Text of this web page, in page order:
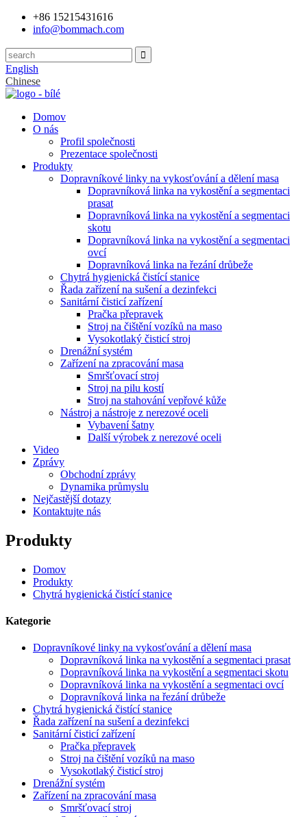
+86 15215431616
info@bommach.com
English
Chinese
Domov
O nás
Profil společnosti
Prezentace společnosti
Produkty
Dopravníkové linky na vykosťování a dělení masa
Dopravníková linka na vykostění a segmentaci
prasat
Dopravníková linka na vykostění a segmentaci
skotu
Dopravníková linka na vykostění a segmentaci
ovcí
Dopravníková linka na řezání drůbeže
Chytrá hygienická čistící stanice
Řada zařízení na sušení a dezinfekci
Sanitární čisticí zařízení
Pračka přepravek
Stroj na čištění vozíků na maso
Vysokotlaký čisticí stroj
Drenážní systém
Zařízení na zpracování masa
Smršťovací stroj
Stroj na pilu kostí
Stroj na stahování vepřové kůže
Nástroj a nástroje z nerezové oceli
Vybavení šatny
Další výrobek z nerezové oceli
Video
Zprávy
Obchodní zprávy
Dynamika průmyslu
Nejčastější dotazy
Kontaktujte nás
Produkty
Domov
Produkty
Chytrá hygienická čistící stanice
Kategorie
Dopravníkové linky na vykosťování a dělení masa
Dopravníková linka na vykostění a segmentaci prasat
Dopravníková linka na vykostění a segmentaci skotu
Dopravníková linka na vykostění a segmentaci ovcí
Dopravníková linka na řezání drůbeže
Chytrá hygienická čistící stanice
Řada zařízení na sušení a dezinfekci
Sanitární čisticí zařízení
Pračka přepravek
Stroj na čištění vozíků na maso
Vysokotlaký čisticí stroj
Drenážní systém
Zařízení na zpracování masa
Smršťovací stroj